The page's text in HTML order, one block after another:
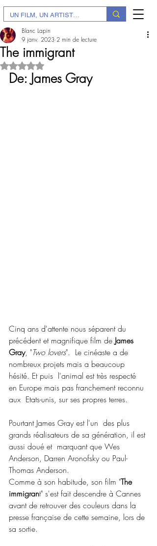
The immigrant
Blanc Lapin
9 janv. 2023 2 min de lecture
Noté NaN étoiles sur 5.
De: James Gray
Cinq ans d'attente nous séparent du
précédent et magnifique film de James
Gray, "Two lovers".  Le cinéaste a de
nombreux projets mais a beaucoup
hésité. Et puis  l'animal est très respecté
en Europe mais pas franchement reconnu
aux  Etats-unis, sur ses propres terres.
Pourtant James Gray est l'un  des plus
grands réalisateurs de sa génération, il est
aussi doué et  marquant que Wes
Anderson, Darren Aronofsky ou Paul-
Thomas Anderson.
Comme à son habitude, son film "The
immigrant" s'est fait descendre à Cannes
avant de retrouver des couleurs dans la
presse française de cette semaine, lors de
sa sortie.